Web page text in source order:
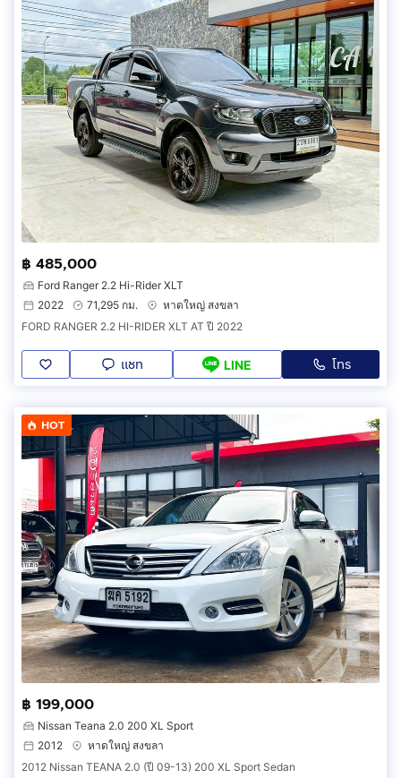
฿ 485,000
Ford Ranger 2.2 Hi-Rider XLT
2022
71,295 กม.
หาดใหญ่ สงขลา
FORD RANGER 2.2 HI-RIDER XLT AT ปี 2022
แชท LINE โทร
HOT
฿ 199,000
Nissan Teana 2.0 200 XL Sport
2012
หาดใหญ่ สงขลา
2012 Nissan TEANA 2.0 (ปี 09-13) 200 XL Sport Sedan